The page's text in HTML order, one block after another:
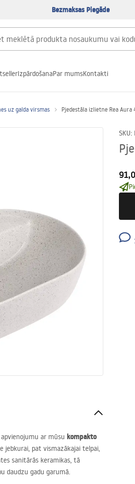
Bezmaksas Piegāde
IzpārdošanaPar mumsKontakti
uz galda virsmas Pjedestāla izlietne Rea Aura
SKU:
ar mūsu kompakto
jebkurai, pat vismazākajai telpai,
sanitārās keramikas, tā
daudzu gadu garumā.